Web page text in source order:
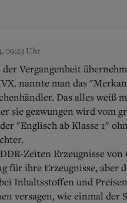
09:23 Uhr
der Vergangenheit
nannte man das
Das alles weiß
sie gezwungen wird vom
"Englisch ab Klasse 1"
Zeiten Erzeugnisse
für ihre Erzeugnisse, aber
Inhaltsstoffen und
versagen, wie einmal der